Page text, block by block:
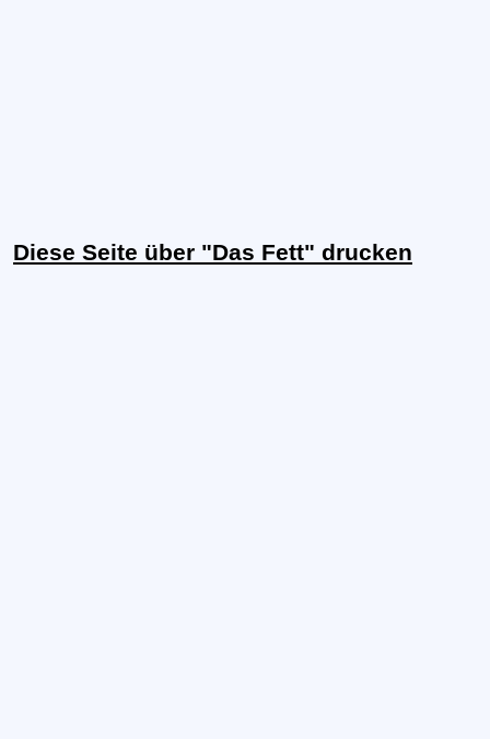
Diese Seite über "Das Fett" drucken